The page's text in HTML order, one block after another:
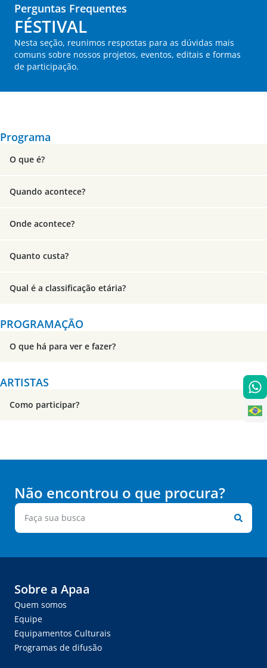
Perguntas Frequentes
FÉSTIVAL
Nesta seção, reunimos respostas para as dúvidas mais
comuns sobre nossos projetos, eventos, editais e formas
de participação.
Programa
O que é?
Quando acontece?
Onde acontece?
Quanto custa?
Qual é a classificação etária?
PROGRAMAÇÃO
O que há para ver e fazer?
ARTISTAS
Como participar?
Não encontrou o que procura?
Sobre a Apaa
Quem somos
Equipe
Equipamentos Culturais
Programas de difusão